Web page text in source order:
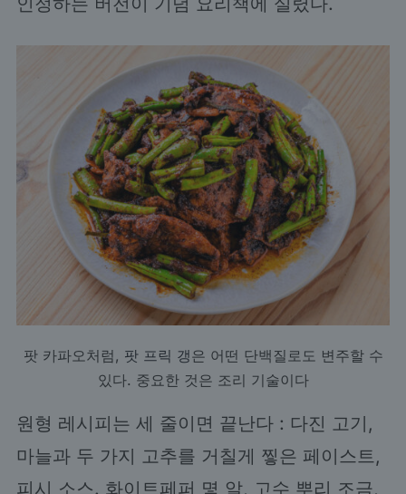
팟 카파오처럼, 팟 프릭 갱은 어떤 단백질로도 변주할 수
있다. 중요한 것은 조리 기술이다
원형 레시피는 세 줄이면 끝난다 : 다진 고기,
마늘과 두 가지 고추를 거칠게 찧은 페이스트,
피시 소스. 화이트페퍼 몇 알, 고수 뿌리 조금,